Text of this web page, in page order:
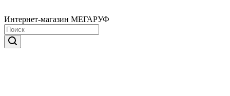
Интернет-магазин МЕГАРУФ